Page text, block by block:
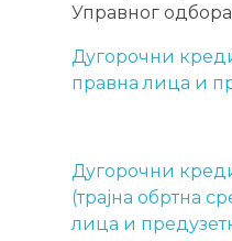
Управног
Дугорочни
правна лица и
Дугорочни
(трајна обртна
лица и